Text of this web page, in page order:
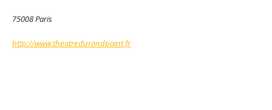
75008 Paris
http://www.theatredurondpoint.fr